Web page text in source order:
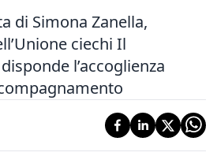
di Simona Zanella,
ciechi Il
l’accoglienza